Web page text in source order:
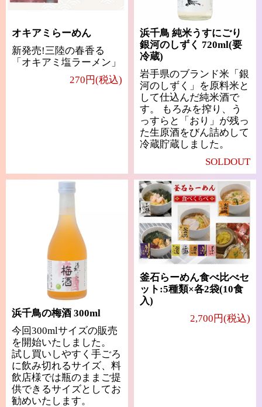
オキアミらーめん
新発売!三陸の春香る
「オキアミ塩ラーメン」
270円(税込)
浜千鳥 純米うすにごり
銀河のしずく 720ml(要
冷蔵)
岩手県のブランド米「銀
河のしずく」を原料米と
して仕込んだ純米酒で
す。 もろみを搾り、う
っすらと「おり」が残っ
た生原酒をびん詰めして
冷蔵貯蔵しました。
SOLDOUT
浜千鳥の梅酒 300ml
今回300mlサイズの販売
を開始いたしました。
試し買いしやすく手ごろ
に飲み切れるサイズ、料
飲店様では瓶のままご提
供できるサイズとしてお
勧めいたします。
釜石らーめん食べ比べセ
ット:5種類×各2袋(10食
入)
2,700円(税込)